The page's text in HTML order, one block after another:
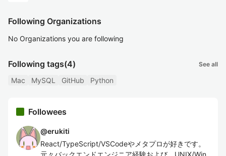
Following Organizations
No Organizations you are following
Following tags(4) See all
Mac MySQL GitHub Python
Followees
@erukiti
React/TypeScript/VSCodeやメタプロが好きです。
元々バックエンドエンジニア経験および、UNIX/Win